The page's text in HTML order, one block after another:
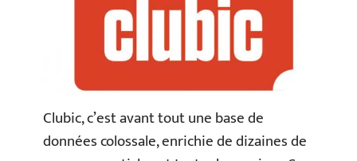
Clubic, c’est avant tout une base de
données colossale, enrichie de dizaines de